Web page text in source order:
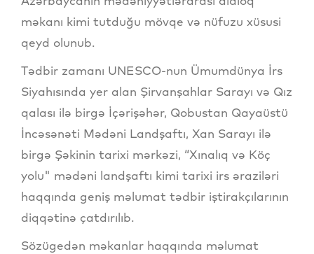
məkanı kimi tutduğu mövqe və nüfuzu xüsusi
qeyd olunub.
Tədbir zamanı UNESCO-nun Ümumdünya İrs
Siyahısında yer alan Şirvanşahlar Sarayı və Qız
qalası ilə birgə İçərişəhər, Qobustan Qayaüstü
İncəsənəti Mədəni Landşaftı, Xan Sarayı ilə
birgə Şəkinin tarixi mərkəzi, “Xınalıq və Köç
yolu" mədəni landşaftı kimi tarixi irs əraziləri
haqqında geniş məlumat tədbir iştirakçılarının
diqqətinə çatdırılıb.
Sözügedən məkanlar haqqında məlumat